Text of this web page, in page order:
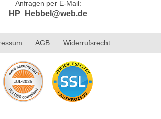
Anfragen per E-Mail:
HP_Hebbel@web.de
AGB Widerrufsrecht